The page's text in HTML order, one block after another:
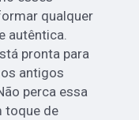
qualquer
autêntica.
pronta para
antigos
perca essa
toque de